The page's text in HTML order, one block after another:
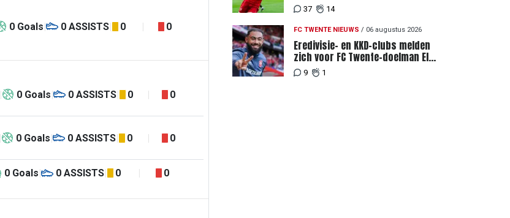
0 Goals 0 ASSISTS 0 0
0 Goals 0 ASSISTS 0 0
0 Goals 0 ASSISTS 0 0
0 Goals 0 ASSISTS 0 0
genoemd na megabod
37 14
FC TWENTE NIEUWS / 06 augustus 2026
Eredivisie- en KKD-clubs melden
zich voor FC Twente-doelman El
Maach
9 1